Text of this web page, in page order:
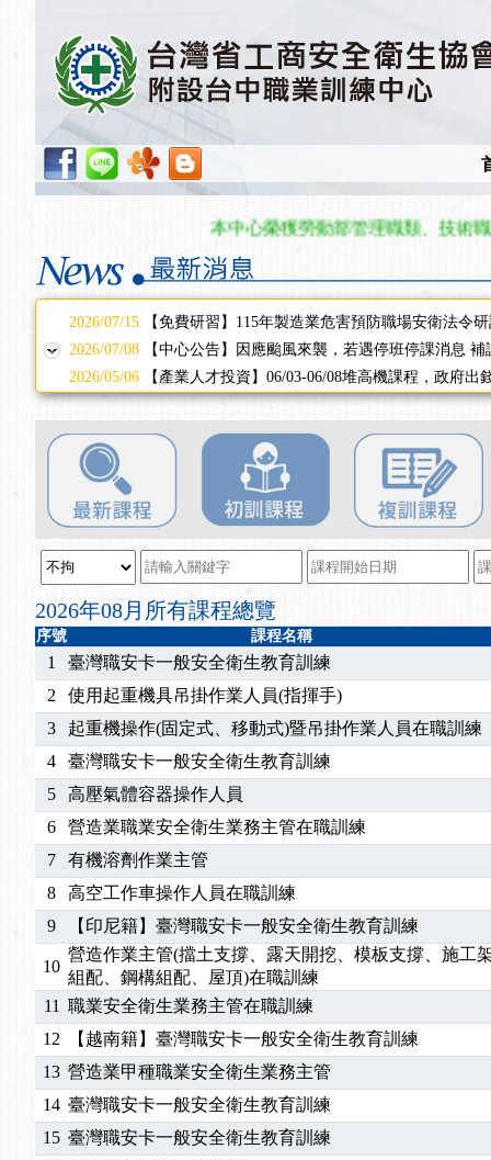
本中心榮獲勞動部管理職類、技術職類
2025/11/10
【中心公告】因應颱風來襲，若遇停班停課消息
2025/10/30【進修課程】2026年，課程意見蒐集~
2025/08/20 【進修課程】SDS格式百百種？專業講師帶您判斷
2025/08/12
【中心公告】因應颱風來襲，若遇停班停課消息
2025/07/06【中心公告】颱風假114/07/07停班停課
2025/06/06【進修課程】～～前導課程看這邊推出囉～～
【進修課程】要怎麼進修自我？課程百百種選擇好
2025/01/21
「高壓氣體製造安全主任」、「隧道等襯砌作業
訓測驗
2025/01/15【線上課程】碳中和核心職能系列課程資訊
2026/07/15 【免費研習】115年製造業危害預防職場安衛法令
2026/07/08 【中心公告】因應颱風來襲，若遇停班停課消息
2026/05/06 【產業人才投資】06/03-06/08堆高機課程，政府
2026/04/24【製程安全評估人員】開課囉
2025/11/11【中心公告】颱風假11/12停班停課
2025/11/10
【中心公告】因應颱風來襲，若遇停班停課消息
2025/10/30
【進修課程】2026年，課程意見蒐集~
2025/08/20【進修課程】SDS格式百百種？專業講師帶您判斷
2025/08/12【中心公告】因應颱風來襲，若遇停班停課消息 補
2025/07/06
【中心公告】颱風假114/07/07停班停課
2025/06/06【進修課程】～～前導課程看這邊推出囉～～
2025/05/29【進修課程】前導課程推出公告！
2025/04/28【進修課程】要怎麼進修自我？課程百百種選擇好
2025/01/21「高壓氣體製造安全主任」、「隧道等襯砌作業主
訓測驗
2025/01/15【線上課程】碳中和核心職能系列課程資訊
2026/07/15【免費研習】115年製造業危害預防職場安衛法令
2026/07/08【中心公告】因應颱風來襲，若遇停班停課消息 補
2026/05/06【產業人才投資】06/03-06/08堆高機課程，政府出
2026/04/24【製程安全評估人員】開課囉
2025/11/11【中心公告】颱風假11/12停班停課
2025/11/10 【中心公告】因應颱風來襲，若遇停班停課消息 補
2025/10/30【進修課程】2026年，課程意見蒐集~
2025/08/20 【進修課程】SDS格式百百種？專業講師帶您判斷
2025/08/12【中心公告】因應颱風來襲，若遇停班停課消息 補
2025/07/06【中心公告】颱風假114/07/07停班停課
2025/06/06【進修課程】～～前導課程看這邊推出囉～～
2025/05/29【進修課程】前導課程推出公告！
2025/04/28 【進修課程】要怎麼進修自我？課程百百種選擇好
2025/01/21「高壓氣體製造安全主任」、「隧道等襯砌作業主
訓測驗
2025/01/15【線上課程】碳中和核心職能系列課程資訊
2026/07/15 【免費研習】115年製造業危害預防職場安衛法令
2026年08月所有課程總覽
序號 課程名稱
1
臺灣職安卡一般安全衛生教育訓練
2
使用起重機具吊掛作業人員(指揮手)
3
起重機操作(固定式、移動式)暨吊掛作業人員在職訓練
4
臺灣職安卡一般安全衛生教育訓練
5
高壓氣體容器操作人員
6
營造業職業安全衛生業務主管在職訓練
7
有機溶劑作業主管
8
高空工作車操作人員在職訓練
9
【印尼籍】臺灣職安卡一般安全衛生教育訓練
10
營造作業主管(擋土支撐、露天開挖、模板支撐、施工
組配、鋼構組配、屋頂)在職訓練
11 職業安全衛生業務主管在職訓練
12
【越南籍】臺灣職安卡一般安全衛生教育訓練
13 營造業甲種職業安全衛生業務主管
14 臺灣職安卡一般安全衛生教育訓練
15 臺灣職安卡一般安全衛生教育訓練